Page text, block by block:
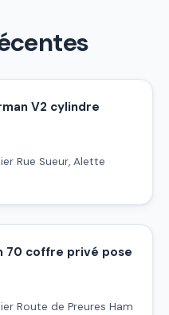
V2 cylindre
Rue Sueur, Alette
70 coffre privé pose
Route de Preures Ham